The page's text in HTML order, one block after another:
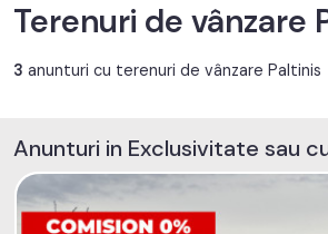
Terenuri de vânzare
3 anunturi cu terenuri de vânzare Paltinis
Anunturi in Exclusivitate sau